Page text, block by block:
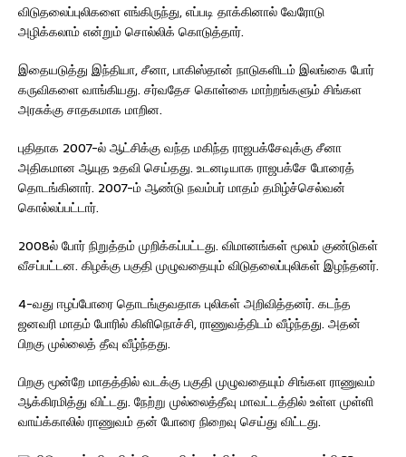
விடுதலைப்புலிகளை எங்கிருந்து, எப்படி தாக்கினால் வேரோடு
அழிக்கலாம் என்றும் சொல்லிக் கொடுத்தார்.
இதையடுத்து இந்தியா, சீனா, பாகிஸ்தான் நாடுகளிடம் இலங்கை போர்
கருவிகளை வாங்கியது. சர்வதேச கொள்கை மாற்றங்களும் சிங்கள
அரசுக்கு சாதகமாக மாறின.
புதிதாக 2007-ல் ஆட்சிக்கு வந்த மகிந்த ராஜபக்சேவுக்கு சீனா
அதிகமான ஆயுத உதவி செய்தது. உடனடியாக ராஜபக்சே போரைத்
தொடங்கினார். 2007-ம் ஆண்டு நவம்பர் மாதம் தமிழ்ச்செல்வன்
கொல்லப்பட்டார்.
2008ல் போர் நிறுத்தம் முறிக்கப்பட்டது. விமானங்கள் மூலம் குண்டுகள்
வீசப்பட்டன. கிழக்கு பகுதி முழுவதையும் விடுதலைப்புலிகள் இழந்தனர்.
4-வது ஈழப்போரை தொடங்குவதாக புலிகள் அறிவித்தனர். கடந்த
ஜனவரி மாதம் போரில் கிளிநொச்சி, ராணுவத்திடம் வீழ்ந்தது. அதன்
பிறகு முல்லைத் தீவு வீழ்ந்தது.
பிறகு மூன்றே மாதத்தில் வடக்கு பகுதி முழுவதையும் சிங்கள ராணுவம்
ஆக்கிரமித்து விட்டது. நேற்று முல்லைத்தீவு மாவட்டத்தில் உள்ள முள்ளி
வாய்க்காலில் ராணுவம் தன் போரை நிறைவு செய்து விட்டது.